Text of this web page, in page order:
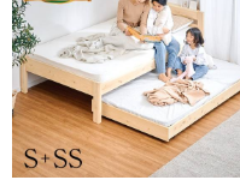
カラフルベッド
リーズナブル